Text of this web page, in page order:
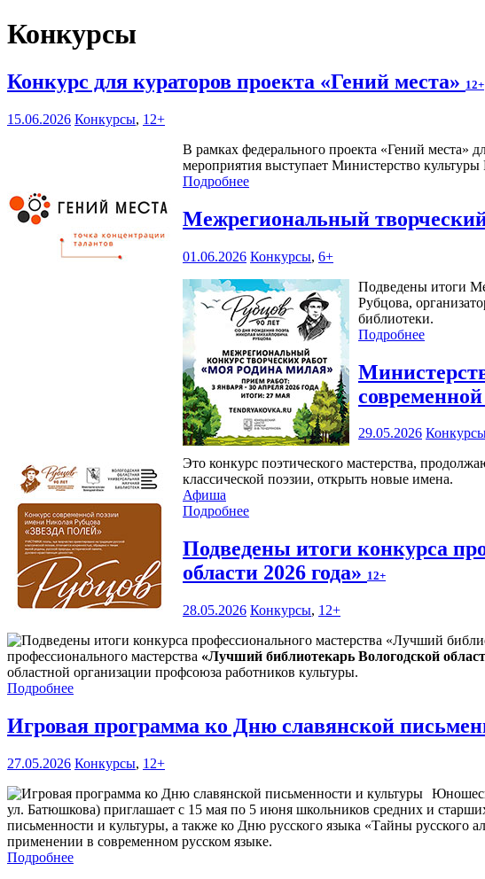
Конкурсы
Конкурс для кураторов проекта «Гений места» 12+
15.06.2026 Конкурсы, 12+
В рамках федерального проекта «Гений места»
мероприятия выступает Министерство культуры
Подробнее
Межрегиональный
01.06.2026 Конкурсы, 6+
Подведены итоги
Рубцова,
библиотеки.
Подробнее
29.05.2026
Это конкурс поэтического мастерства,
классической поэзии, открыть новые имена.
Афиша
Подробнее
Подведены итоги конкурса
области 2026 года» 12+
28.05.2026 Конкурсы, 12+
профессионального мастерства «Лучший библиотекарь Вологодской
областной организации профсоюза работников культуры.
Подробнее
Игровая программа ко Дню славянской
27.05.2026 Конкурсы, 12+
ул. Батюшкова) приглашает с 15 мая по 5 июня школьников средних и
письменности и культуры, а также ко Дню русского языка «Тайны русского
применении в современном русском языке.
Подробнее